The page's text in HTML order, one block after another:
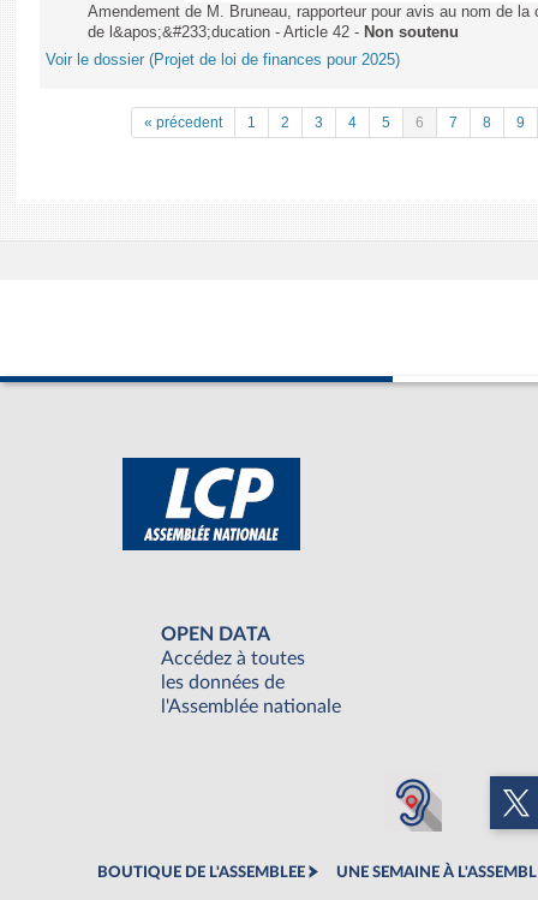
Amendement de M. Bruneau, rapporteur pour avis au nom de
de l&apos;&#233;ducation - Article 42 - Non soutenu
Voir le dossier (Projet de loi de finances pour 2025)
« précedent 1 2 3 4 5 6 7 8 9
OPEN DATA
Accédez à toutes
les données de
l'Assemblée nationale
BOUTIQUE DE L'ASSEMBLEE UNE SEMAINE À